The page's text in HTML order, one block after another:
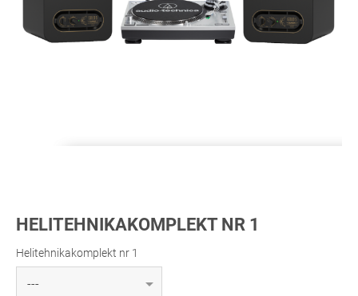
HELITEHNIKAKOMPLEKT NR 1
Helitehnikakomplekt nr 1